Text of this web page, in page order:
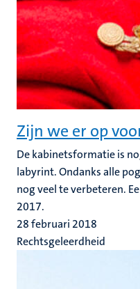
Zijn we er op
De kabinetsformatie is
labyrint. Ondanks alle
nog veel te verbeteren.
2017.
28 februari 2018
Rechtsgeleerdheid